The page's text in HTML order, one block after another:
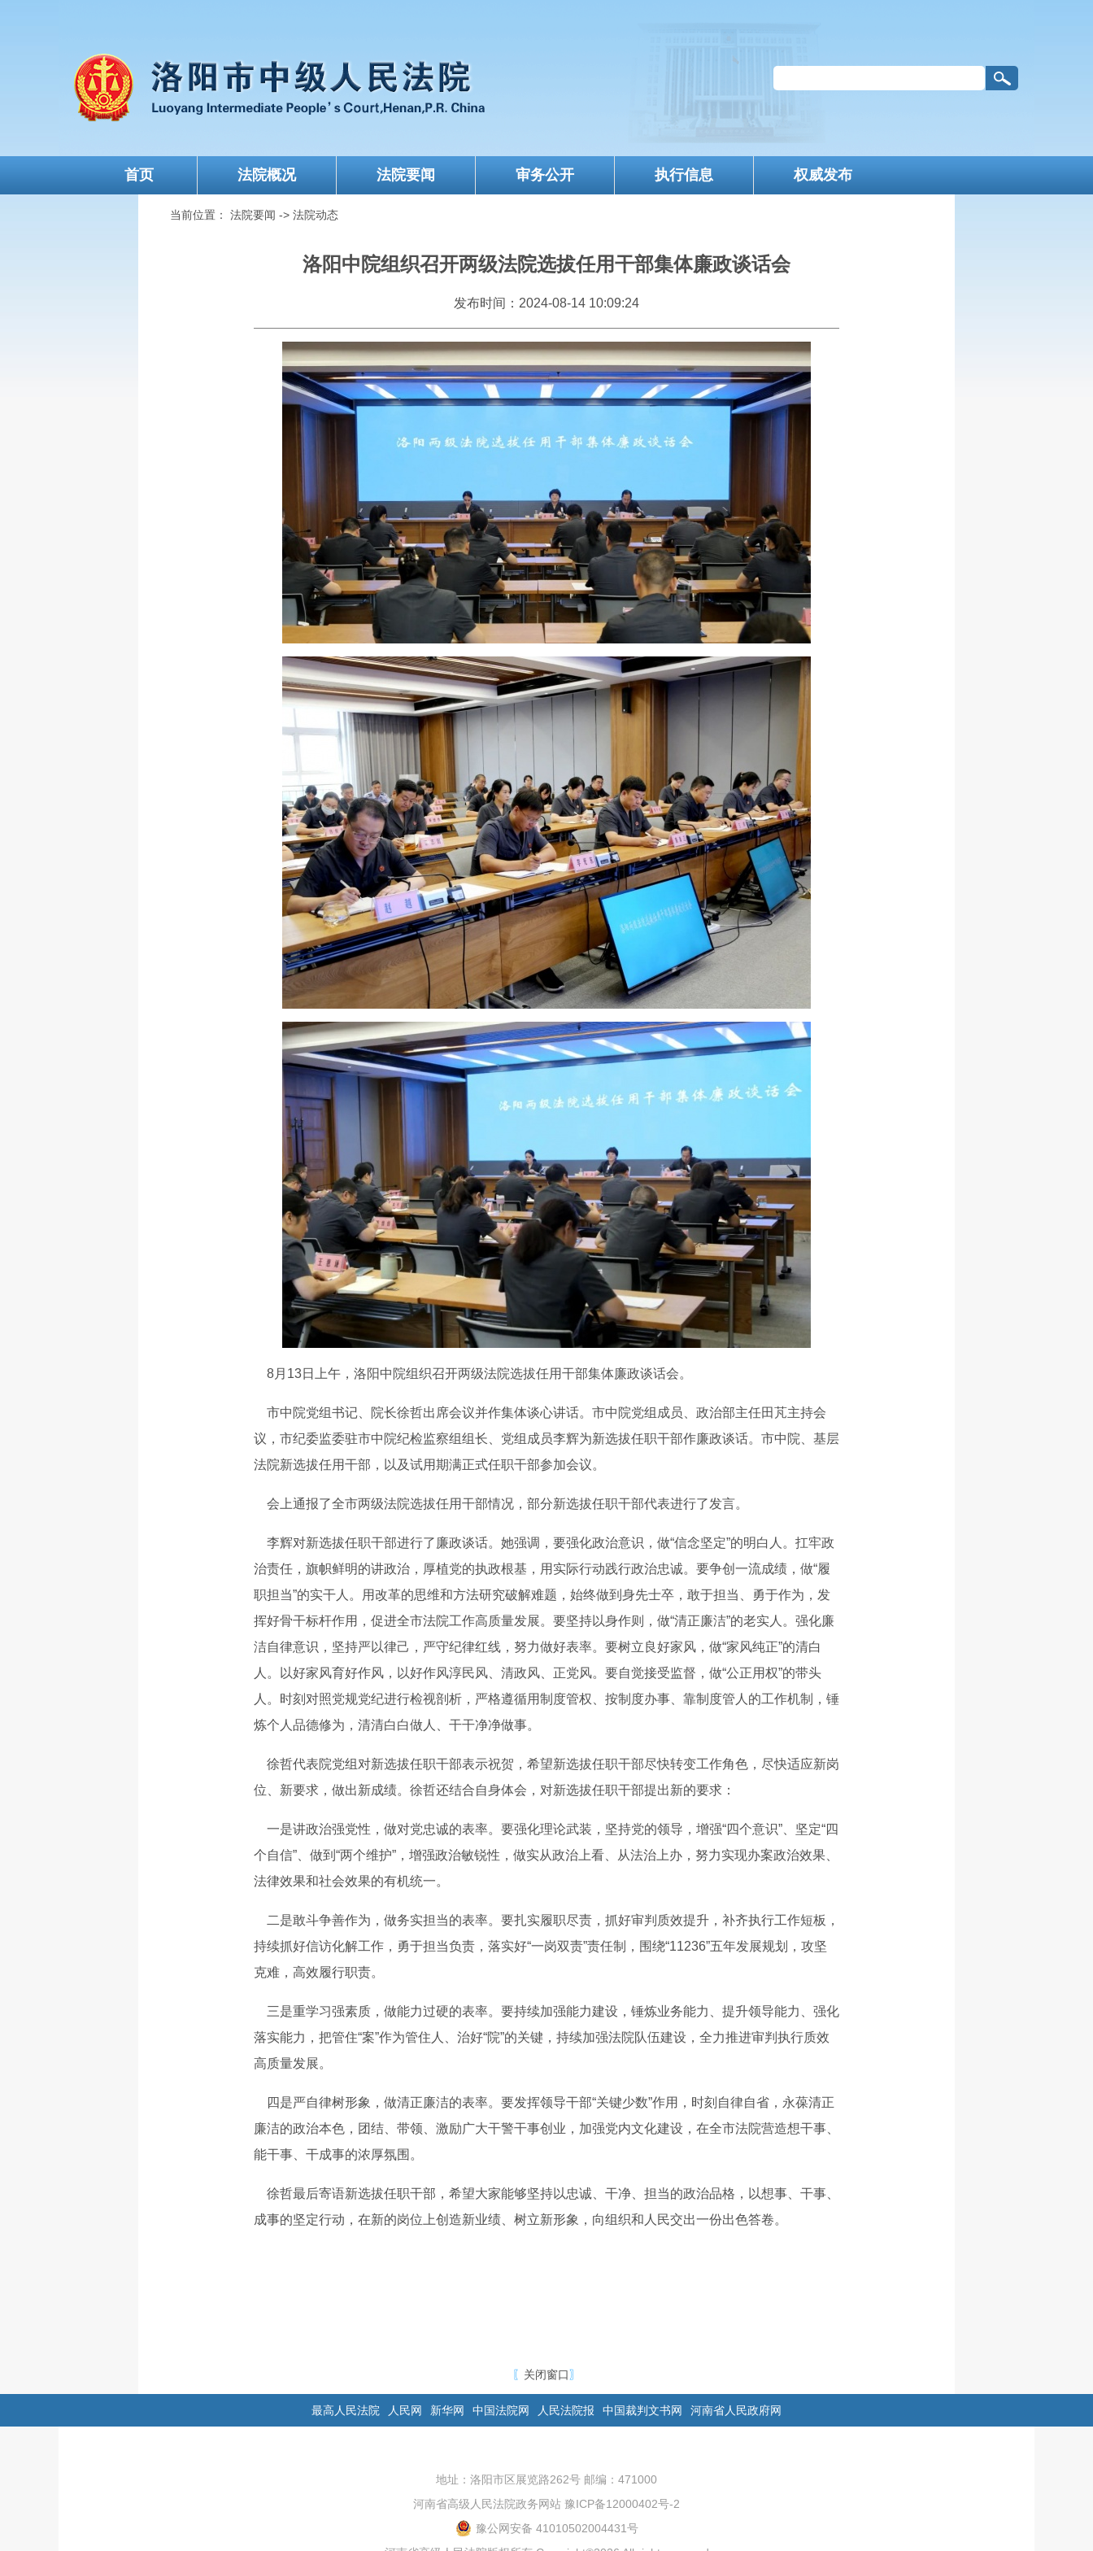
首页 法院概况 法院要闻 审务公开 执行信息 权威发布
当前位置：法院要闻 ->法院动态
洛阳中院组织召开两级法院选拔任用干部集体廉政谈话会
发布时间：2024-08-14 10:09:24
8月13日上午，洛阳中院组织召开两级法院选拔任用干部集体廉政谈话会。
市中院党组书记、院长徐哲出席会议并作集体谈心讲话。市中院党组成员、政治部主任田芃主持会
议，市纪委监委驻市中院纪检监察组组长、党组成员李辉为新选拔任职干部作廉政谈话。市中院、基层
法院新选拔任用干部，以及试用期满正式任职干部参加会议。
会上通报了全市两级法院选拔任用干部情况，部分新选拔任职干部代表进行了发言。
李辉对新选拔任职干部进行了廉政谈话。她强调，要强化政治意识，做“信念坚定”的明白人。扛牢政
治责任，旗帜鲜明的讲政治，厚植党的执政根基，用实际行动践行政治忠诚。要争创一流成绩，做“履
职担当”的实干人。用改革的思维和方法研究破解难题，始终做到身先士卒，敢于担当、勇于作为，发
挥好骨干标杆作用，促进全市法院工作高质量发展。要坚持以身作则，做“清正廉洁”的老实人。强化廉
洁自律意识，坚持严以律己，严守纪律红线，努力做好表率。要树立良好家风，做“家风纯正”的清白
人。以好家风育好作风，以好作风淳民风、清政风、正党风。要自觉接受监督，做“公正用权”的带头
人。时刻对照党规党纪进行检视剖析，严格遵循用制度管权、按制度办事、靠制度管人的工作机制，锤
炼个人品德修为，清清白白做人、干干净净做事。
徐哲代表院党组对新选拔任职干部表示祝贺，希望新选拔任职干部尽快转变工作角色，尽快适应新岗
位、新要求，做出新成绩。徐哲还结合自身体会，对新选拔任职干部提出新的要求：
一是讲政治强党性，做对党忠诚的表率。要强化理论武装，坚持党的领导，增强“四个意识”、坚定“四
个自信”、做到“两个维护”，增强政治敏锐性，做实从政治上看、从法治上办，努力实现办案政治效果、
法律效果和社会效果的有机统一。
二是敢斗争善作为，做务实担当的表率。要扎实履职尽责，抓好审判质效提升，补齐执行工作短板，
持续抓好信访化解工作，勇于担当负责，落实好“一岗双责”责任制，围绕“11236”五年发展规划，攻坚
克难，高效履行职责。
三是重学习强素质，做能力过硬的表率。要持续加强能力建设，锤炼业务能力、提升领导能力、强化
落实能力，把管住“案”作为管住人、治好“院”的关键，持续加强法院队伍建设，全力推进审判执行质效
高质量发展。
四是严自律树形象，做清正廉洁的表率。要发挥领导干部“关键少数”作用，时刻自律自省，永葆清正
廉洁的政治本色，团结、带领、激励广大干警干事创业，加强党内文化建设，在全市法院营造想干事、
能干事、干成事的浓厚氛围。
徐哲最后寄语新选拔任职干部，希望大家能够坚持以忠诚、干净、担当的政治品格，以想事、干事、
成事的坚定行动，在新的岗位上创造新业绩、树立新形象，向组织和人民交出一份出色答卷。
〖 关闭窗口〗
最高人民法院 人民网 新华网 中国法院网 人民法院报 中国裁判文书网 河南省人民政府网
地址：洛阳市区展览路262号 邮编：471000
河南省高级人民法院政务网站 豫ICP备12000402号-2
豫公网安备 41010502004431号